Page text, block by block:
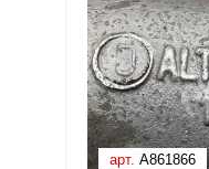
арт. A861866